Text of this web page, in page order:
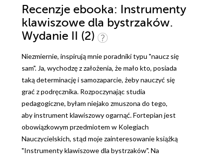
Recenzje ebooka: Instrumenty
klawiszowe dla bystrzaków.
Wydanie II (2)
Niezmiernie, inspirują mnie poradniki typu "naucz się
sam". Ja, wychodzę z założenia, że mało kto, posiada
taką determinację i samozaparcie, żeby nauczyć się
grać z podręcznika. Rozpoczynając studia
pedagogiczne, byłam niejako zmuszona do tego,
aby instrument klawiszowy ogarnąć. Fortepian jest
obowiązkowym przedmiotem w Kolegiach
Nauczycielskich, stąd moje zainteresowanie książką
"Instrumenty klawiszowe dla bystrzaków". Na